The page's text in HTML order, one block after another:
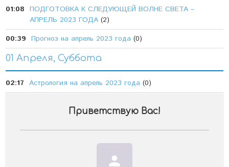
01:08 ПОДГОТОВКА К СЛЕДУЮЩЕЙ ВОЛНЕ СВЕТА –
АПРЕЛЬ 2023 ГОДА (2)
00:39 Прогноз на апрель 2023 года (0)
01 Апреля, Суббота
02:17 Астрология на апрель 2023 года (0)
Приветствую Вас!
person